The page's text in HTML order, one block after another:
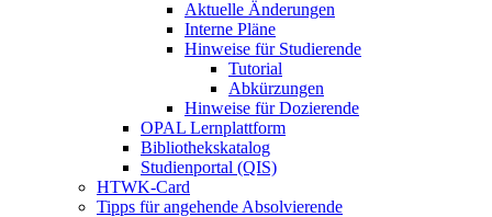
Aktuelle Änderungen
Interne Pläne
Hinweise für Studierende
Tutorial
Abkürzungen
Hinweise für Dozierende
OPAL Lernplattform
Bibliothekskatalog
Studienportal (QIS)
HTWK-Card
Tipps für angehende Absolvierende